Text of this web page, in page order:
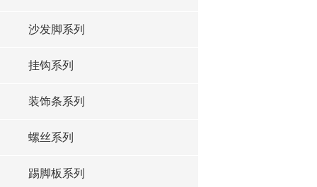
沙发脚系列
挂钩系列
装饰条系列
螺丝系列
踢脚板系列